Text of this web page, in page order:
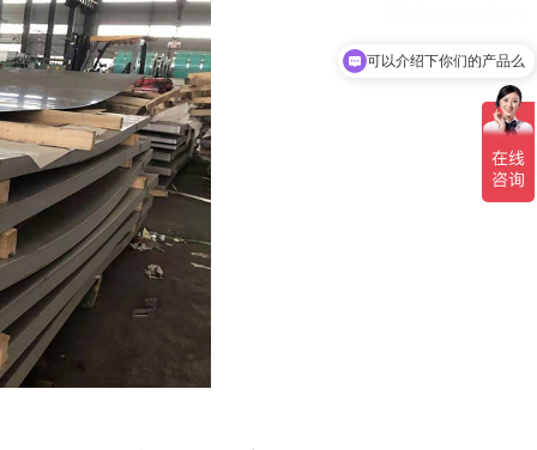
可以介绍下你们的产品么